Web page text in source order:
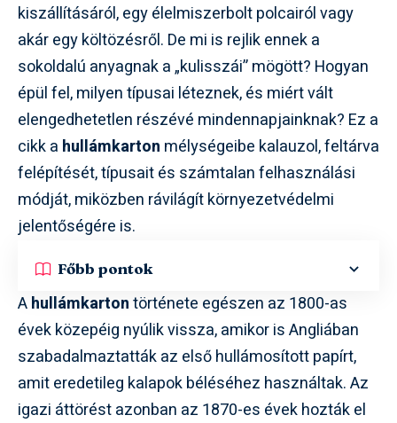
kiszállításáról, egy élelmiszerbolt polcairól vagy
akár egy költözésről. De mi is rejlik ennek a
sokoldalú anyagnak a „kulisszái” mögött? Hogyan
épül fel, milyen típusai léteznek, és miért vált
elengedhetetlen részévé mindennapjainknak? Ez a
cikk a hullámkarton mélységeibe kalauzol, feltárva
felépítését, típusait és számtalan felhasználási
módját, miközben rávilágít környezetvédelmi
jelentőségére is.
Főbb pontok
Ahullámkartontörténete egészen az 1800-as
évek közepéig nyúlik vissza, amikor is Angliában
szabadalmaztatták az első hullámosított papírt,
amit eredetileg kalapok béléséhez használtak. Az
igazi áttörést azonban az 1870-es évek hozták el